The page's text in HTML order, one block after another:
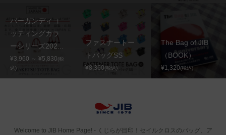
バーガンディヨ
ッティングカラ
ーシリーズ202...
¥3,960 ～ ¥5,830(税
込)
ファスナートー
トバッグSS
¥8,360(税込)
The Bag of JIB
（BOOK）
¥1,320(税込)
Welcome to JIB Home Page! ‐ くじらが目印！セイルクロスのバッグ、ア